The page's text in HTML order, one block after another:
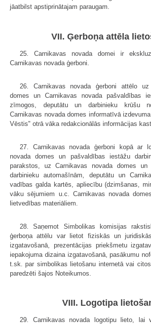
jāatbilst apstiprinātajam paraugam.
VII. Ģerboņa attēla
25. Carnikavas novada domei ir
Carnikavas novada ģerboni.
26. Carnikavas novada ģerboni attēlo uz
domes un Carnikavas novada pašvaldības
zīmogos, deputātu un darbinieku krūšu
Carnikavas novada domes informatīvā
Vēstis" otrā vāka redakcionālās informācijas
27. Carnikavas novada ģerboni kopā ar
novada domes un pašvaldības iestāžu
parakstos, uz Carnikavas novada domes un
darbinieku automašīnām, deputātu un
vadības galda kartēs, apliecību (dzimšanas,
vāku sējumiem u.c. Carnikavas novada
lietvedības materiāliem.
28. Saņemot Simbolikas komisijas
ģerboņa attēlu var lietot fiziskās un
izgatavošanā, prezentācijas priekšmetu
iepakojuma dizaina izgatavošanā, pasākumu
t.sk. par simbolikas lietošanu internetā vai
paredzēti šajos Noteikumos.
VIII. Logotipa
29. Carnikavas novada logotipu lieto, lai